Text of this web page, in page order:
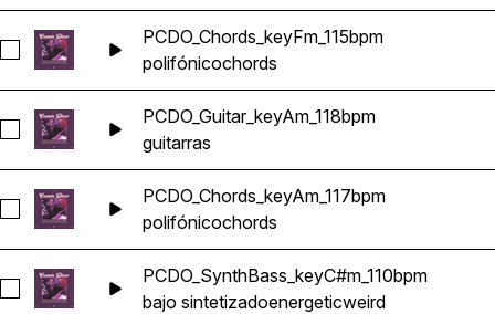
Seleccionar PCDO_Chords_keyFm_115bpm
PCDO_Chords_keyFm_115bpm
polifónicochords
Seleccionar PCDO_Guitar_keyAm_118bpm
PCDO_Guitar_keyAm_118bpm
guitarras
Seleccionar PCDO_Chords_keyAm_117bpm
PCDO_Chords_keyAm_117bpm
polifónicochords
Seleccionar PCDO_SynthBass_keyC#m_110bpm
PCDO_SynthBass_keyC#m_110bpm
bajo sintetizadoenergeticweird